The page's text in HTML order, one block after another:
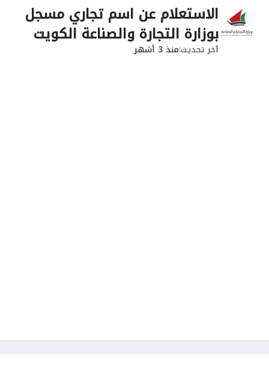
الاستعلام عن اسم تجاري مسجل
بوزارة التجارة والصناعة الكويت
آخر تحديثمنذ 3 أشهر